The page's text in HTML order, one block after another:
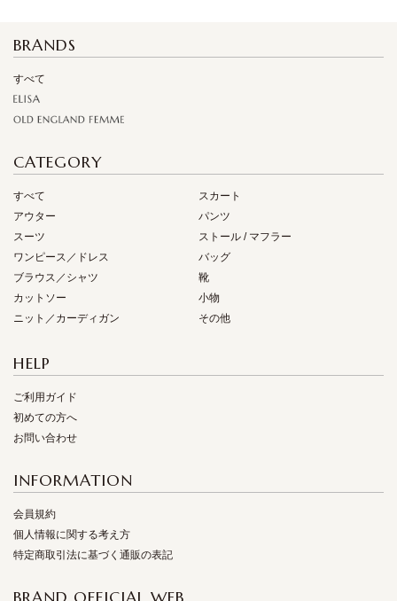
BRANDS
すべて
CATEGORY
すべて
アウター
スーツ
ワンピース／ドレス
ブラウス／シャツ
カットソー
ニット／カーディガン
スカート
パンツ
ストール / マフラー
バッグ
靴
小物
その他
HELP
ご利用ガイド
初めての方へ
お問い合わせ
INFORMATION
会員規約
個人情報に関する考え方
特定商取引法に基づく通販の表記